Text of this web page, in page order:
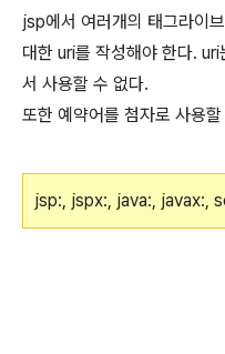
jsp에서 여러개의 태그라이
대한 uri를 작성해야 한다.
서 사용할 수 없다.
또한 예약어를 첨자로 사용
jsp:, jspx:, java:, javax:,